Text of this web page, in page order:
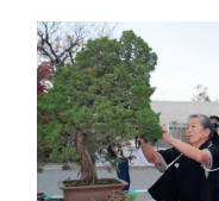
台湾
科技 科创
文化 书画
访谈